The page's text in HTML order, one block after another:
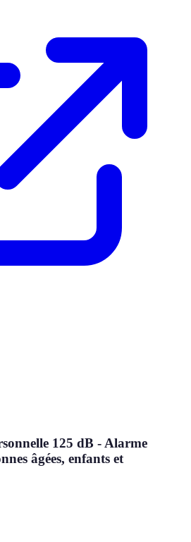
125 dB - Alarme
âgées, enfants et